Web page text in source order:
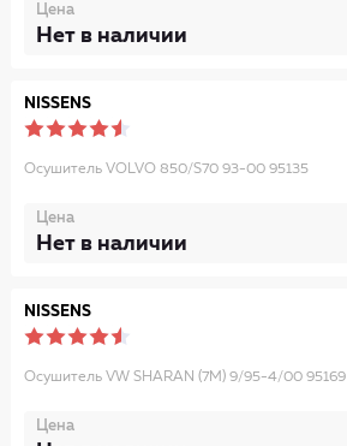
Цена
Нет в наличии
NISSENS
Осушитель VOLVO 850/S70 93-00 95135
Цена
Нет в наличии
NISSENS
Осушитель VW SHARAN (7M) 9/95-4/00 95169
Цена